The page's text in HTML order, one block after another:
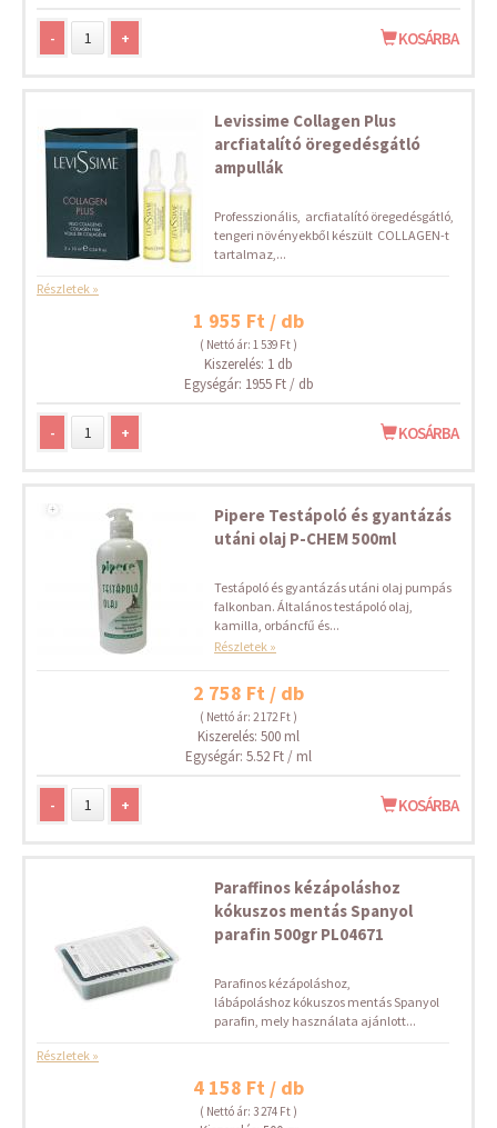
- + KOSÁRBA
Levissime Collagen Plus
arcfiatalító öregedésgátló
ampullák
Professzionális, arcfiatalító öregedésgátló,
tengeri növényekből készült COLLAGEN-t
tartalmaz,...
Részletek »
1 955 Ft / db
( Nettó ár: 1 539 Ft )
Kiszerelés: 1 db
Egységár: 1955 Ft / db
- + KOSÁRBA
Pipere Testápoló és gyantázás
utáni olaj P-CHEM 500ml
Testápoló és gyantázás utáni olaj pumpás
falkonban. Általános testápoló olaj,
kamilla, orbáncfű és...
Részletek »
2 758 Ft / db
( Nettó ár: 2 172 Ft )
Kiszerelés: 500 ml
Egységár: 5.52 Ft / ml
- + KOSÁRBA
Paraffinos kézápoláshoz
kókuszos mentás Spanyol
parafin 500gr PL04671
Parafinos kézápoláshoz,
lábápoláshoz kókuszos mentás Spanyol
parafin, mely használata ajánlott...
Részletek »
4 158 Ft / db
( Nettó ár: 3 274 Ft )